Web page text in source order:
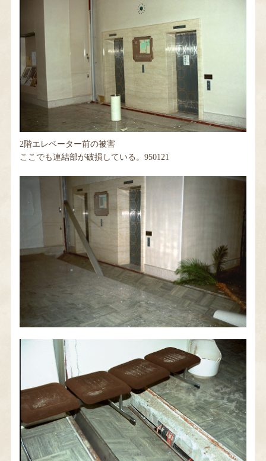
2階エレベーター前の被害
ここでも連結部が破損している。950121